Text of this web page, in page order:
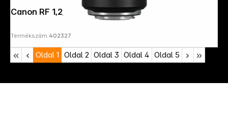
Canon RF 1,2/50 L USM
Termékszám:402327
Oldal 1 Oldal2 Oldal3 Oldal 4 Oldal5